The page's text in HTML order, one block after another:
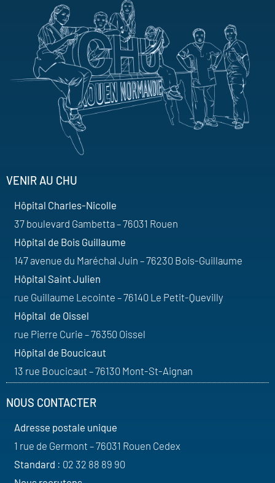
VENIR AU CHU
Hôpital Charles-Nicolle
37 boulevard Gambetta – 76031 Rouen
Hôpital de Bois Guillaume
147 avenue du Maréchal Juin – 76230 Bois-Guillaume
Hôpital Saint Julien
rue Guillaume Lecointe – 76140 Le Petit-Quevilly
Hôpital de Oissel
rue Pierre Curie – 76350 Oissel
Hôpital de Boucicaut
13 rue Boucicaut – 76130 Mont-St-Aignan
NOUS CONTACTER
Adresse postale unique
1 rue de Germont – 76031 Rouen Cedex
Standard : 02 32 88 89 90